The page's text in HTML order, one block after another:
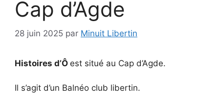
Cap d’Agde
28 juin 2025 par Minuit Libertin
Histoires d’Ô est situé au Cap d’Agde.
Il s’agit d’un Balnéo club libertin.